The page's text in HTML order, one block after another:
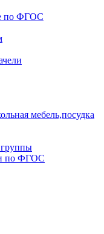
по ФГОС
мебель,посудка
по ФГОС